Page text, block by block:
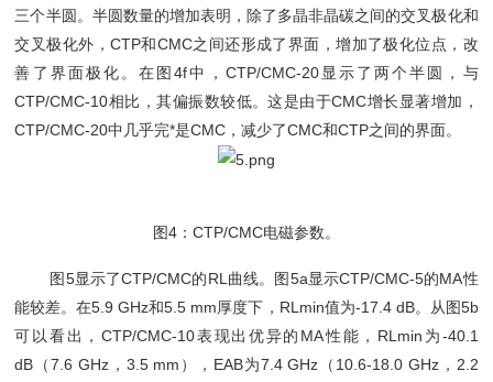
三个半圆。半圆数量的增加表明，除了多晶非晶碳之间的交叉极化和
交叉极化外，CTP和CMC之间还形成了界面，增加了极化位点，改
善了界面极化。在图4f中，CTP/CMC-20显示了两个半圆，与
CTP/CMC-10相比，其偏振数较低。这是由于CMC增长显著增加，
CTP/CMC-20中几乎完*是CMC，减少了CMC和CTP之间的界面。
图4：CTP/CMC电磁参数。
图5显示了CTP/CMC的RL曲线。图5a显示CTP/CMC-5的MA性
能较差。在5.9 GHz和5.5 mm厚度下，RLmin值为-17.4 dB。从图5b
可以看出，CTP/CMC-10表现出优异的MA性能，RLmin为-40.1
dB（7.6 GHz，3.5 mm），EAB为7.4 GHz（10.6-18.0 GHz，2.2